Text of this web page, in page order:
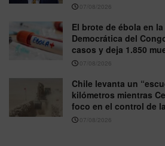
07/08/2026
El brote de ébola en
Democrática del
casos y deja 1.850
07/08/2026
Chile levanta un
kilómetros mientras
foco en el control de
07/08/2026